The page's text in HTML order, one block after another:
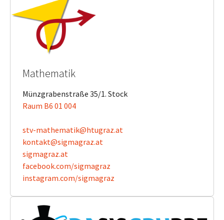
Mathematik
Münzgrabenstraße 35/1. Stock
Raum B6 01 004
stv-mathematik@htugraz.at
kontakt@sigmagraz.at
sigmagraz.at
facebook.com/sigmagraz
instagram.com/sigmagraz